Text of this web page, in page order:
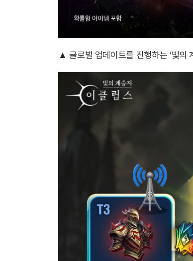
▲ 글로벌 업데이트를 진행하는 ‘빛의